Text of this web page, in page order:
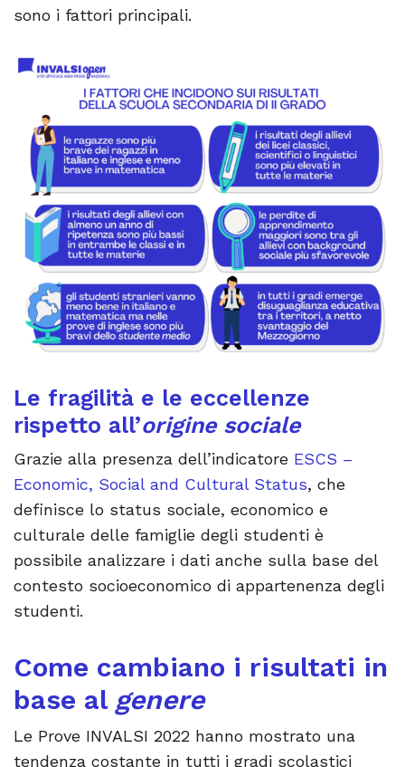
sono i fattori principali.
Le fragilità e le eccellenze
rispetto all’origine sociale
Grazie alla presenza dell’indicatore ESCS –
Economic, Social and Cultural Status, che
definisce lo status sociale, economico e
culturale delle famiglie degli studenti è
possibile analizzare i dati anche sulla base del
contesto socioeconomico di appartenenza degli
studenti.
Come cambiano i risultati in
base al genere
Le Prove INVALSI 2022 hanno mostrato una
tendenza costante in tutti i gradi scolastici